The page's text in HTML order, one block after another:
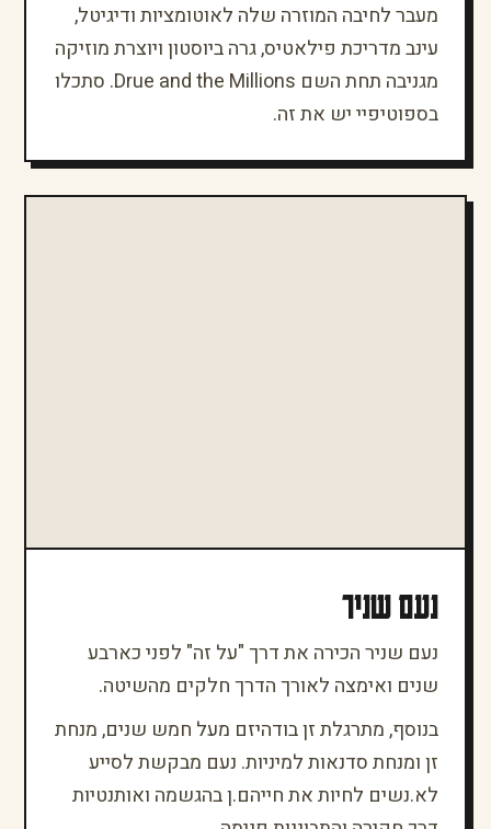
מעבר לחיבה המוזרה שלה לאוטומציות ודיגיטל,
עינב מדריכת פילאטיס, גרה ביוסטון ויוצרת מוזיקה
מגניבה תחת השם Drue and the Millions. סתכלו
בספוטיפיי יש את זה.
נעם שניר
נעם שניר הכירה את דרך "על זה" לפני כארבע
שנים ואימצה לאורך הדרך חלקים מהשיטה.
בנוסף, מתרגלת זן בודהיזם מעל חמש שנים, מנחת
זן ומנחת סדנאות למיניות. נעם מבקשת לסייע
לא.נשים לחיות את חייהם.ן בהגשמה ואותנטיות